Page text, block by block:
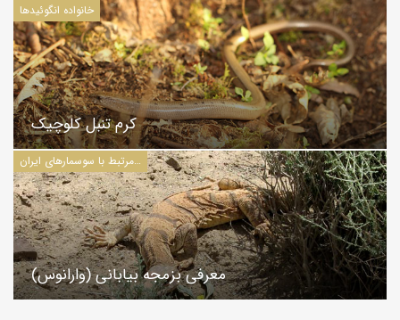
خانواده انگوئیدها
کرم تنبل کلوچیک
مقالات مرتبط با سوسمارهای ایران
معرفی بزمجه بیابانی (وارانوس)